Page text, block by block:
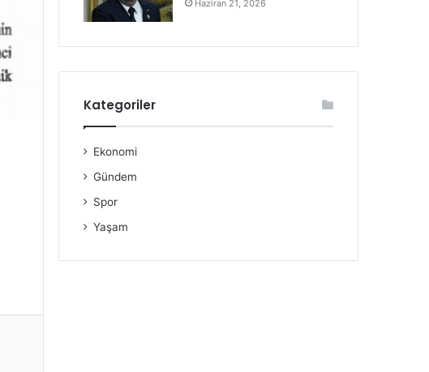
Haziran 21, 2026
Kategoriler
Ekonomi
Gündem
Spor
Yaşam